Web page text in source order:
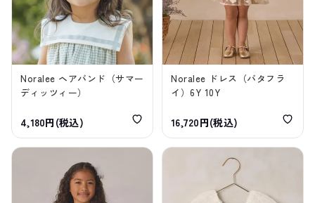
Noralee ヘアバンド（サマー
ディッツィー）
4,180円(税込)
Noralee ドレス（バタフラ
イ）6Y 10Y
16,720円(税込)